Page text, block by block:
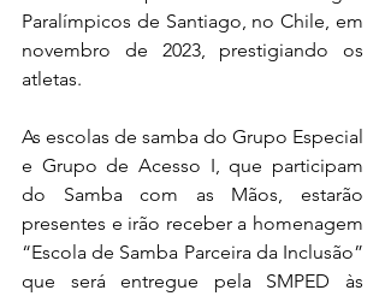
Paralímpicos de Santiago, no Chile, em
novembro de 2023, prestigiando os
atletas.
As escolas de samba do Grupo Especial
e Grupo de Acesso I, que participam
do Samba com as Mãos, estarão
presentes e irão receber a homenagem
“Escola de Samba Parceira da Inclusão”
que será entregue pela SMPED às